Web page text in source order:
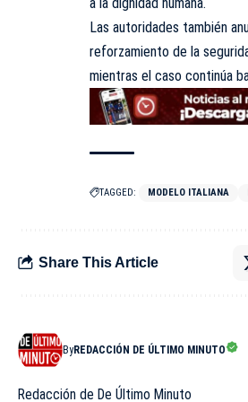
Las autoridades también
reforzamiento de la
mientras el caso continúa
TAGGED: MODELO ITALIANA
Share This Article
ByREDACCIÓN DE ÚLTIMO MINUTO
Redacción de De Último Minuto